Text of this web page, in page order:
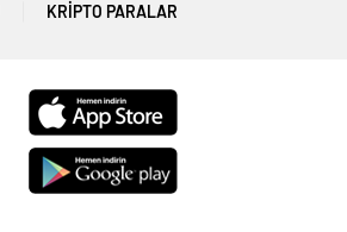
KRIPTO PARALAR